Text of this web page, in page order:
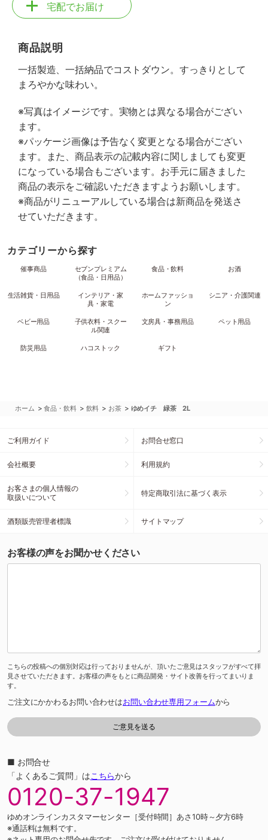
宅配でお届け
商品説明
一括製造、一括納品でコストダウン。すっきりとして
まろやかな味わい。
※写真はイメージです。実物とは異なる場合がござい
ます。
※パッケージ画像は予告なく変更となる場合がござい
ます。また、商品表示の記載内容に関しましても変更
になっている場合もございます。お手元に届きました
商品の表示をご確認いただきますようお願いします。
※商品がリニューアルしている場合は新商品を発送さ
せていただきます。
カテゴリーから探す
催事商品
セブンプレミアム
（食品・日用品）
食品・飲料 お酒
生活雑貨・日用品
インテリア・家
具・家電
ホームファッショ
ン
シニア・介護関連
ベビー用品
子供衣料・スクー
ル関連
文房具・事務用品 ペット用品
防災用品 ハコストック ギフト
ホーム >食品・飲料 > 飲料 > お茶 > ゆめイチ 緑茶 2L
ご利用ガイド お問合せ窓口
会社概要 利用規約
お客さまの個人情報の
取扱いについて
特定商取引法に基づく表示
酒類販売管理者標識 サイトマップ
お客様の声をお聞かせください
こちらの投稿への個別対応は行っておりませんが、頂いたご意見はスタッフがすべて拝
見させていただきます。お客様の声をもとに商品開発・サイト改善を行ってまいりま
す。
ご注文にかかわるお問い合わせはお問い合わせ専用フォームから
■ お問合せ
「よくあるご質問」はこちらから
0120-37-1947
ゆめオンラインカスタマーセンター［受付時間］あさ10時～夕方6時
※通話料は無料です。